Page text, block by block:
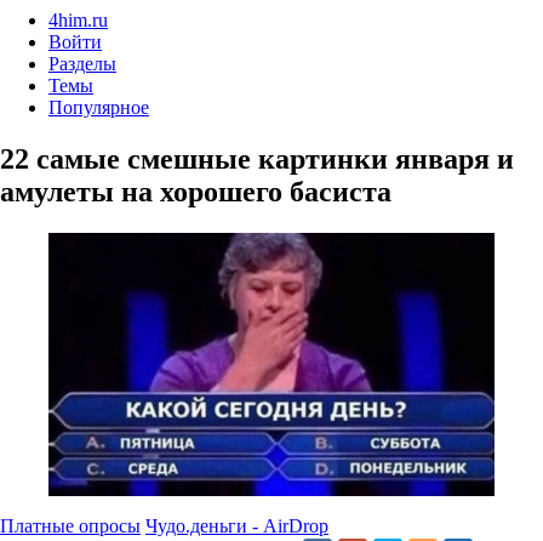
4him.ru
Войти
Разделы
Темы
Популярное
22 самые смешные картинки января и
амулеты на хорошего басиста
Платные опросы Чудо.деньги - AirDrop